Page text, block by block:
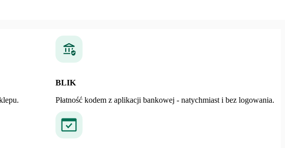
BLIK
Płatność kodem z aplikacji bankowej - natychmiast i bez logowania.